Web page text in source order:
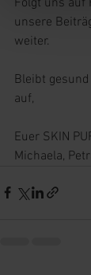
unsere
weiter.
Bleibt
auf,
Euer SKIN
Michaela,